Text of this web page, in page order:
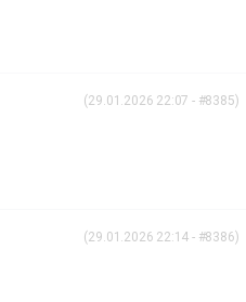
(29.01.2026 22:07 - #8385)
(29.01.2026 22:14 - #8386)